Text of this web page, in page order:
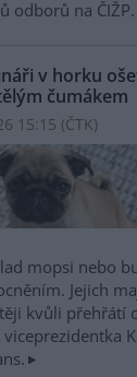
odborů na ČIŽP.
v horku
čumákem
15:15 (ČTK)
mopsi nebo
Jejich
kvůli přehřátí
viceprezidentka